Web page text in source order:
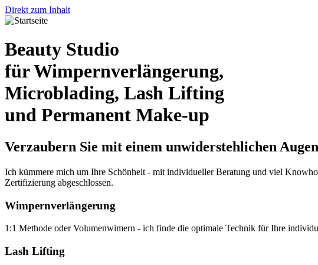
Direkt zum Inhalt
Beauty Studio
für Wimpernverlängerung,
Microblading, Lash Lifting
und Permanent Make-up
Verzaubern Sie mit einem unwiderstehlichen
Ich kümmere mich um Ihre Schönheit - mit individueller Beratung und viel
Zertifizierung abgeschlossen.
Wimpernverlängerung
1:1 Methode oder Volumenwimern - ich finde die optimale Technik für Ihre
Lash Lifting